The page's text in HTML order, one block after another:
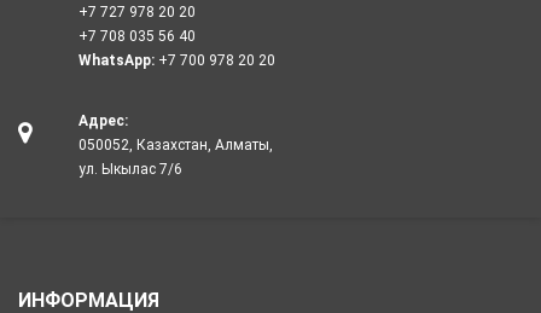
+7 727 978 20 20
+7 708 035 56 40
WhatsApp: +7 700 978 20 20
Адрес:
050052, Казахстан, Алматы,
ул. Ыкылас 7/6
ИНФОРМАЦИЯ